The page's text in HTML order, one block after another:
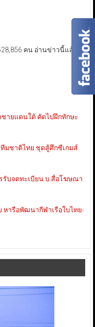
คน อ่านข่าวนี้แล้ว)
ายแดนใต้ คัดไปฝึกทักษะ
มชาติไทย ชุดสู้ศึกซีเกมส์
รรับจดทะเบียน บ.สื่อโฆษณา
หารือพัฒนากีฬาเรือใบไทย-